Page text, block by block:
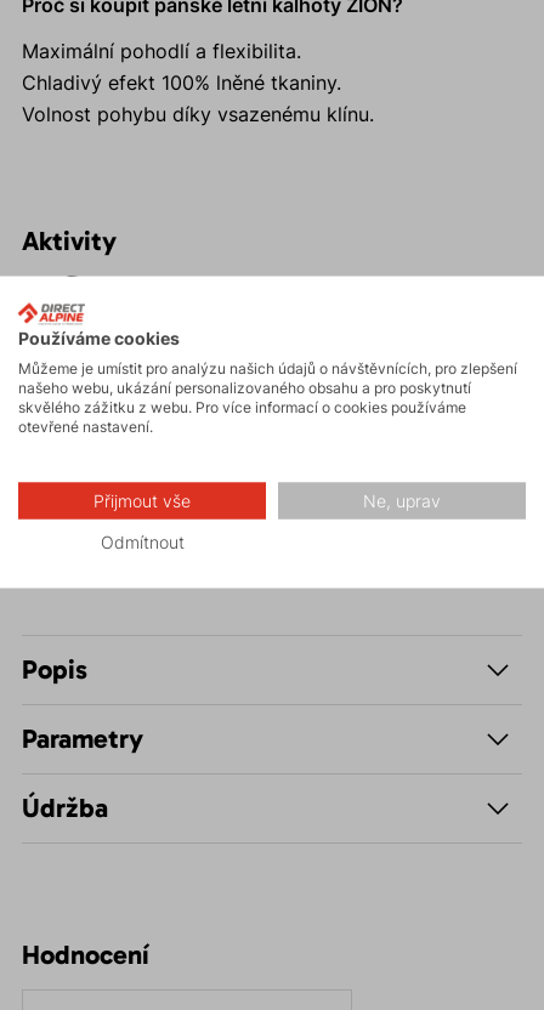
Proč si koupit pánské letní kalhoty ZION?
Maximální pohodlí a flexibilita.
Chladivý efekt 100% lněné tkaniny.
Volnost pohybu díky vsazenému klínu.
Aktivity
Hiking
Volnočasové –
Casual
Popis
Parametry
Údržba
Hodnocení
Používáme cookies
Můžeme je umístit pro analýzu našich údajů o návštěvnících, pro zlepšení
našeho webu, ukázání personalizovaného obsahu a pro poskytnutí
skvělého zážitku z webu. Pro více informací o cookies používáme
otevřené nastavení.
Přijmout vše Ne, uprav
Odmítnout